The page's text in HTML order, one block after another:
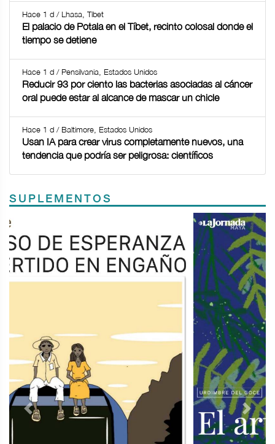
Hace 1 d / Lhasa, Tíbet
El palacio de Potala en el Tíbet, recinto colosal donde el
tiempo se detiene
Hace 1 d / Pensilvania, Estados Unidos
Reducir 93 por ciento las bacterias asociadas al cáncer
oral puede estar al alcance de mascar un chicle
Hace 1 d / Baltimore, Estados Unidos
Usan IA para crear virus completamente nuevos, una
tendencia que podría ser peligrosa: científicos
SUPLEMENTOS
Previous Next